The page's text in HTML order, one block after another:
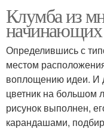
Клумба из
начинающих
Определившись с
местом
воплощению идеи. И
цветник на большом
рисунок выполнен,
карандашами,